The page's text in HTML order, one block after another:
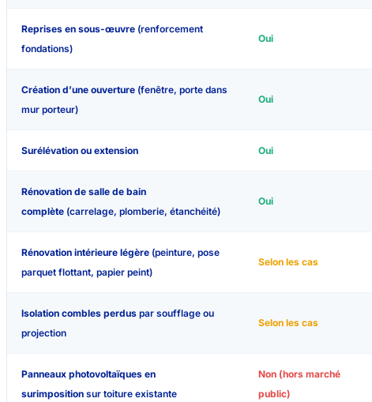
Reprises en sous-œuvre (renforcement
fondations)
Oui
Création d’une ouverture (fenêtre, porte dans
mur porteur)
Oui
Surélévation ou extension Oui
Rénovation de salle de bain
complète (carrelage, plomberie, étanchéité)
Oui
Rénovation intérieure légère (peinture, pose
parquet flottant, papier peint)
Selon les cas
Isolation combles perdus par soufflage ou
projection
Selon les cas
Panneaux photovoltaïques en
surimposition sur toiture existante
Non (hors marché
public)